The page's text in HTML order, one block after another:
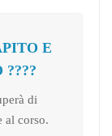
E
di
al corso.